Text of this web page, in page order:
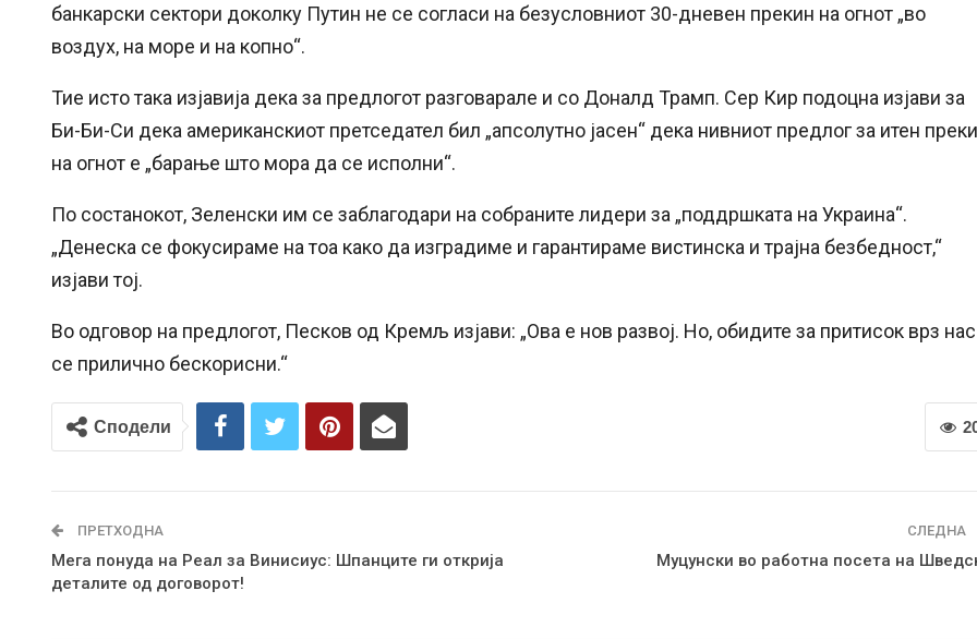
банкарски сектори доколку Путин не се согласи на безусловниот 30-дневен прекин на огнот „во
воздух, на море и на копно“.
Тие исто така изјавија дека за предлогот разговарале и со Доналд Трамп. Сер Кир подоцна изјави за
Би-Би-Си дека американскиот претседател бил „апсолутно јасен“ дека нивниот предлог за итен
на огнот е „барање што мора да се исполни“.
По состанокот, Зеленски им се заблагодари на собраните лидери за „поддршката на Украина“.
„Денеска се фокусираме на тоа како да изградиме и гарантираме вистинска и трајна безбедност,“
изјави тој.
Во одговор на предлогот, Песков од Кремљ изјави: „Ова е нов развој. Но, обидите за притисок врз нас
се прилично бескорисни.“
Сподели
ПРЕТХОДНА
Мега понуда на Реал за Винисиус: Шпанците ги открија
деталите од договорот!
СЛЕДНА
Муцунски во работна посета на